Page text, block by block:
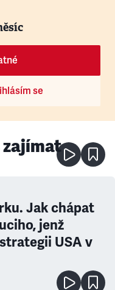
se
zajímat
Jak chápat
jenž
USA v